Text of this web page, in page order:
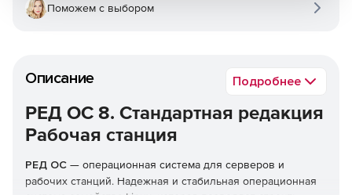
Описание Подробнее
РЕД ОС 8. Стандартная редакция
Рабочая станция
РЕД ОС — операционная система для серверов и
рабочих станций. Надежная и стабильная операционная
Поможем с выбором